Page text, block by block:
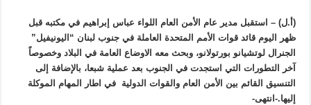
(أ.ل) – استقبل مدير عام الأمن العام اللواء عباس إبراهيم في مكتبه قبل
ظهر اليوم قائد قوات الأمم المتحدة العاملة في جنوب لبنان “اليونيفيل”
الجنرال لوتشيانو بورتولانو، وبحث معه الاوضاع العامة في البلاد وخصوصاً
آخر التطورات التي استجدت في الجنوب بعد عملية شبعا، بالإضافة إلى
التنسيق القائم بين الأمن العام والقوات الدولية في اطار المهام الموكلة
إليها.-انتهى-